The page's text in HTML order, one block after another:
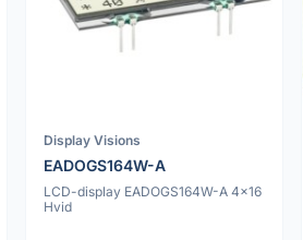
Display Visions
EADOGS164W-A
LCD-display EADOGS164W-A 4x16
Hvid